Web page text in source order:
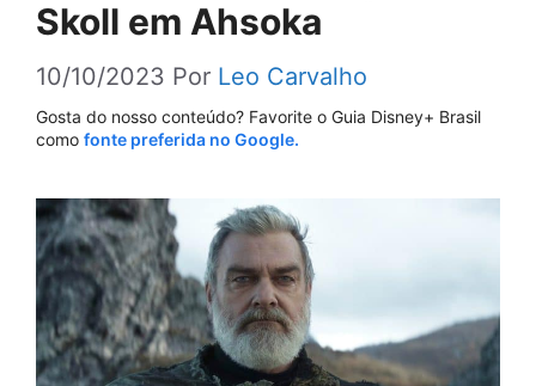
Skoll em Ahsoka
10/10/2023 Por Leo Carvalho
Gosta do nosso conteúdo? Favorite o Guia Disney+ Brasil
como fonte preferida no Google.